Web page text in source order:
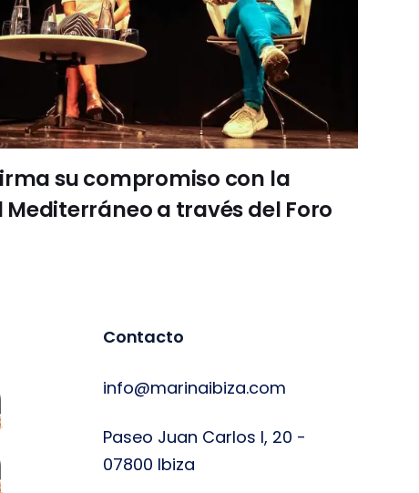
su compromiso con la
a través del Foro
Contacto
info@marinaibiza.com
Paseo Juan Carlos I, 20 -
07800 Ibiza